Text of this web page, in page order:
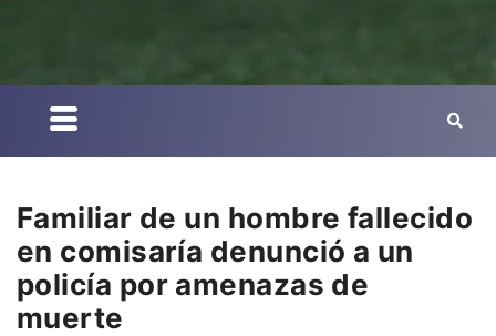
Familiar de un hombre fallecido
en comisaría denunció a un
policía por amenazas de
muerte